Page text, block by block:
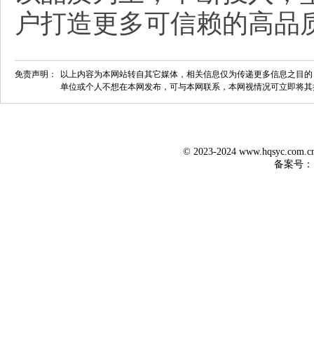
户打造更多可信赖的高品
免责声明：
以上内容为本网站转自其它媒体，相关信息仅为传递更多信息之目
单位或个人不想在本网发布，可与本网联系，本网视情况可立即将
© 2023-2024
备案号：